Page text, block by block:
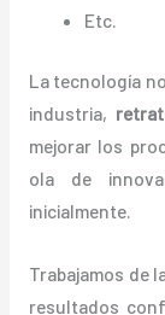
Etc.
La tecnología
industria,
mejorar los
ola de
inicialmente.
Trabajamos de
resultados